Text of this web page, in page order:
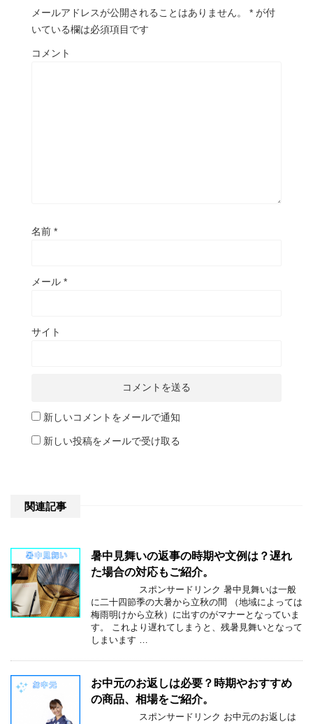
メールアドレスが公開されることはありません。 * が付
いている欄は必須項目です
コメント
名前 *
メール *
サイト
新しいコメントをメールで通知
新しい投稿をメールで受け取る
関連記事
暑中見舞いの返事の時期や文例は？遅れ
た場合の対応もご紹介。
スポンサードリンク 暑中見舞いは一般
に二十四節季の大暑から立秋の間 （地域によっては
梅雨明けから立秋）に出すのがマナーとなっていま
す。 これより遅れてしまうと、残暑見舞いとなって
しまいます …
お中元のお返しは必要？時期やおすすめ
の商品、相場をご紹介。
スポンサードリンク お中元のお返しは